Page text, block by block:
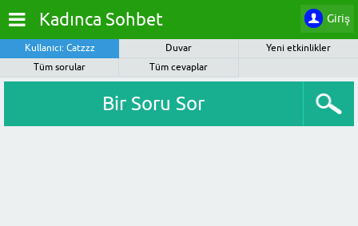
Giriş
Kadınca Sohbet
Kullanıcı: Catzzz Duvar
Yeni etkinlikler
Tüm sorular
Tüm cevaplar
Bir Soru Sor